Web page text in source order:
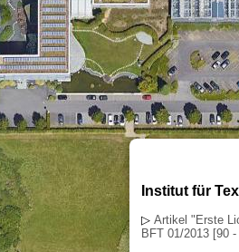
Institut für
▷ Artikel "Erste
BFT 01/2013 [90 -